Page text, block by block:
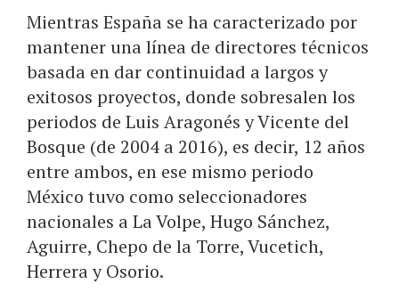
Mientras España se ha caracterizado por
mantener una línea de directores técnicos
basada en dar continuidad a largos y
exitosos proyectos, donde sobresalen los
periodos de Luis Aragonés y Vicente del
Bosque (de 2004 a 2016), es decir, 12 años
entre ambos, en ese mismo periodo
México tuvo como seleccionadores
nacionales a La Volpe, Hugo Sánchez,
Aguirre, Chepo de la Torre, Vucetich,
Herrera y Osorio.